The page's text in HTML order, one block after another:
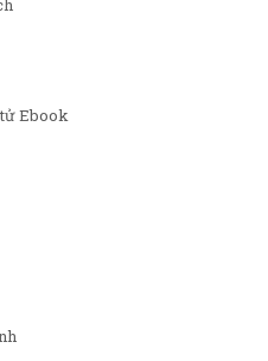
Ebook